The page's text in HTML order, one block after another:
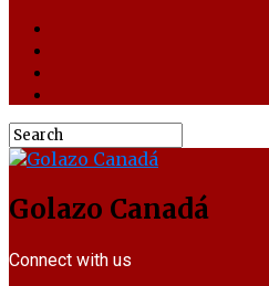
Golazo Canadá
Connect with us